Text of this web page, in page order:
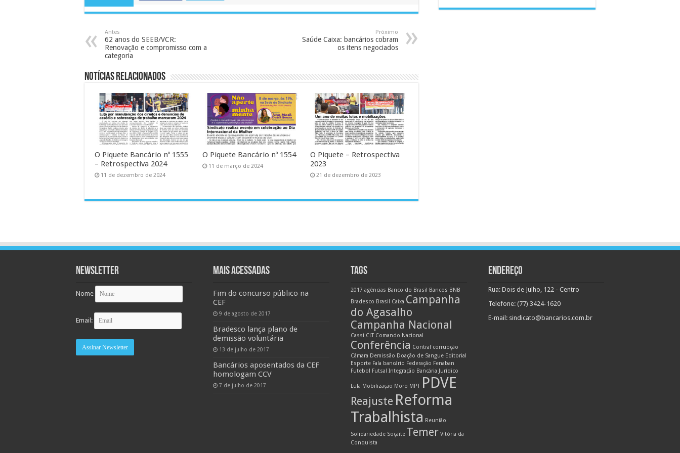
Antes
62 anos do SEEB/VCR:
Renovação e compromisso com a
categoria
Próximo
Saúde Caixa: bancários cobram
os itens negociados
Notícias Relacionados
O Piquete Bancário nº 1555
– Retrospectiva 2024
11 de dezembro de 2024
O Piquete Bancário nº 1554
11 de março de 2024
O Piquete – Retrospectiva
2023
21 de dezembro de 2023
Newsletter
Nome
Email:
MAIS ACESSADAS
Fim do concurso público na
CEF
9 de agosto de 2017
Bradesco lança plano de
demissão voluntária
13 de julho de 2017
Bancários aposentados da CEF
homologam CCV
7 de julho de 2017
TAGS
2017 agências Banco do Brasil Bancos BNB
Bradesco Brasil Caixa Campanha
do Agasalho
Campanha Nacional
Cassi CLT Comando Nacional
Conferência Contraf corrupção
Câmara Demissão Doação de Sangue Editorial
Esporte Fala bancário Federação Fenaban
Futebol Futsal Integração Bancária Jurídico
Lula Mobilização Moro MPT PDVE
Reajuste Reforma
Trabalhista Reunião
Solidariedade Soçaite Temer Vitória da
Conquista
ENDEREÇO
Rua: Dois de Julho, 122 - Centro
Telefone: (77) 3424-1620
E-mail: sindicato@bancarios.com.br